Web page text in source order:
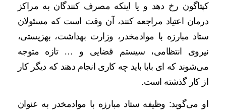
کپتاگون رخ دهد و یا اینکه مصرف کنندگان به مراکز
درمان اعتیاد مراجعه کنند، آن وقت است که مسئولان
ستاد مبارزه با موادمخدر، وزارت بهداشت، بهزیستی،
نیروی انتظامی، سیستم قضایی و … تازه متوجه
می‌شوند که ای بابا باید چه کاری انجام دهند که دیگر کار
از کار گذشته است.
او می‌گوید: وظیفه ستاد مبارزه با موادمخدر به عنوان